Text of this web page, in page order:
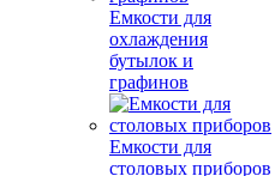
Емкости для
охлаждения
бутылок и
графинов
Емкости для
столовых приборов